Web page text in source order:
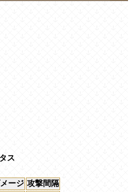
ス
ージ 攻撃間隔